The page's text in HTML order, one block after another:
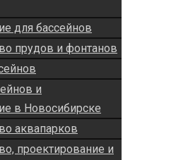
для бассейнов
прудов и фонтанов
и
в Новосибирске
аквапарков
проектирование и